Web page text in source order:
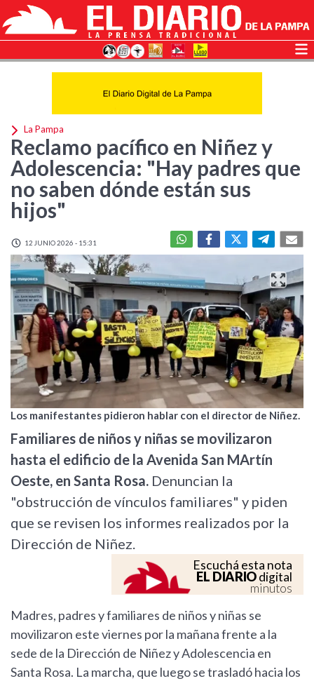
La Pampa
Reclamo pacífico en Niñez y
Adolescencia: "Hay padres que
no saben dónde están sus
hijos"
12 JUNIO 2026 - 15:31
Los manifestantes pidieron hablar con el director de Niñez.
Familiares de niños y niñas se movilizaron
hasta el edificio de la Avenida San MArtín
Oeste, en Santa Rosa. Denuncian la
"obstrucción de vínculos familiares" y piden
que se revisen los informes realizados por la
Dirección de Niñez.
Escuchá esta nota
EL DIARIOdigital
minutos
Madres, padres y familiares de niños y niñas se
movilizaron este viernes por la mañana frente a la
sede de la Dirección de Niñez y Adolescencia en
Santa Rosa. La marcha, que luego se trasladó hacia los